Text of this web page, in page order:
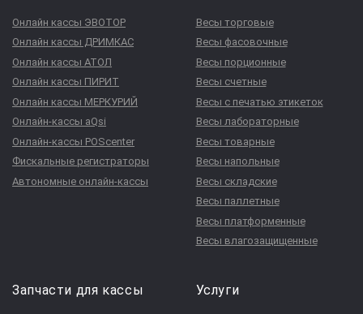
Онлайн кассы ЭВОТОР
Онлайн кассы ДРИМКАС
Онлайн кассы АТОЛ
Онлайн кассы ПИРИТ
Онлайн кассы МЕРКУРИЙ
Онлайн-кассы aQsi
Онлайн-кассы POScenter
Фискальные регистраторы
Автономные онлайн-кассы
Весы торговые
Весы фасовочные
Весы порционные
Весы счетные
Весы с печатью этикеток
Весы лабораторные
Весы товарные
Весы напольные
Весы складские
Весы паллетные
Весы платформенные
Весы влагозащищенные
Запчасти для кассы Услуги